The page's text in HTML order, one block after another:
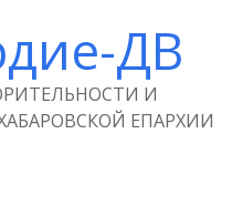
ДВ
И
ЕПАРХИИ